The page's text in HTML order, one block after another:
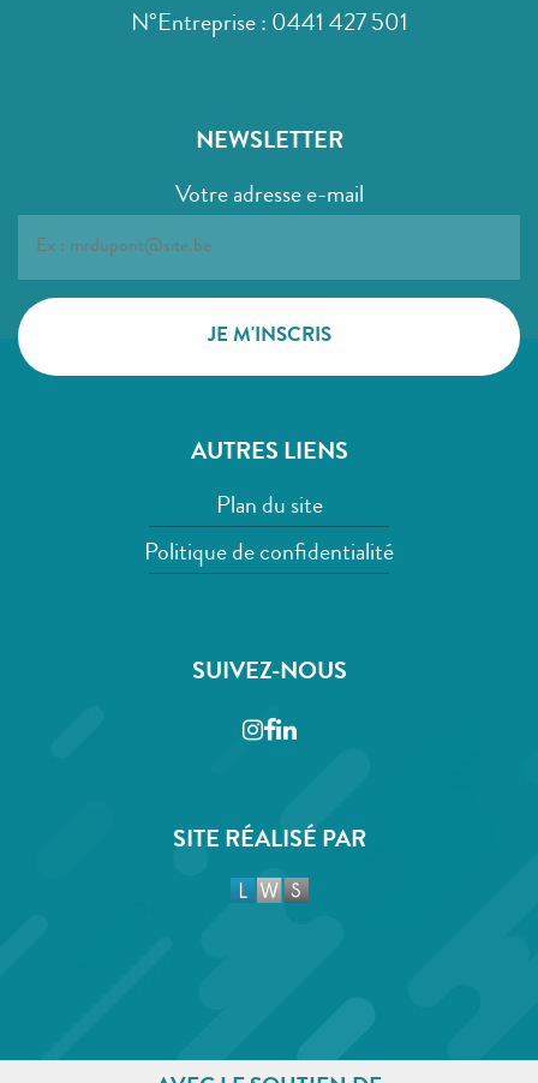
N°Entreprise : 0441 427 501
NEWSLETTER
Votre adresse e-mail
AUTRES LIENS
Plan du site
Politique de confidentialité
SUIVEZ-NOUS
Instagram
Facebook
LinkedIn
SITE RÉALISÉ PAR